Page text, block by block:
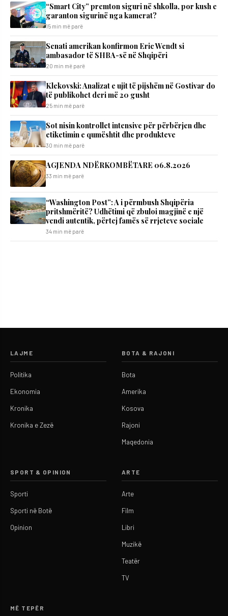
“Smart City” premton siguri në shkolla, por kush e
garanton sigurinë nga kamerat?
15 min më parë
Senati amerikan konfirmon Eric Wendt si
ambasador të SHBA-së në Shqipëri
20 min më parë
Klekovski: Analizat e ujit të pijshëm në Gostivar do
të publikohet deri më 20 gusht
25 min më parë
Sot nisin kontrollet intensive për përbërjen dhe
etiketimin e qumështit dhe produkteve
30 min më parë
AGJENDA NDËRKOMBËTARE 06.8.2026
33 min më parë
“Washington Post”: A i përmbush Shqipëria
pritshmëritë? Udhëtimi që zbuloi magjinë e një
vendi autentik, përtej famës së rrjeteve sociale
34 min më parë
LAJME
Politika
Ekonomia
Kronika
Kronika e Zezë
BOTA & RAJONI
Bota
Amerika
Kosova
Rajoni
Maqedonia
SPORT & OPINION
Sporti
Sporti në Botë
Opinion
ARTE
Arte
Film
Libri
Muzikë
Teatër
TV
MË TEPËR